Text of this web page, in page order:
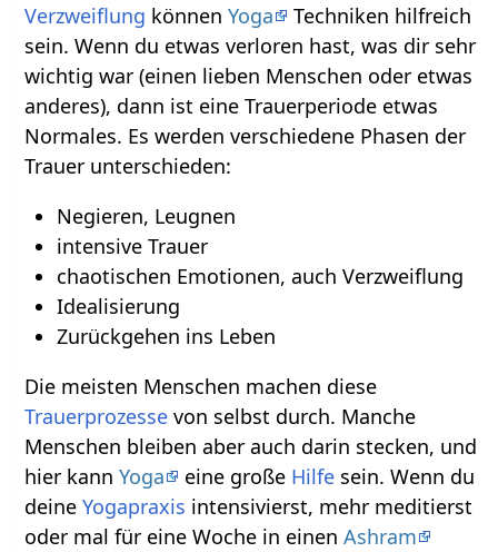
Verzweiflung könnenYoga
Techniken hilfreich
sein. Wenn du etwas verloren hast, was dir sehr
wichtig war (einen lieben Menschen oder etwas
anderes), dann ist eine Trauerperiode etwas
Normales. Es werden verschiedene Phasen der
Trauer unterschieden:
Negieren, Leugnen
intensive Trauer
chaotischen Emotionen, auch Verzweiflung
Idealisierung
Zurückgehen ins Leben
Die meisten Menschen machen diese
Trauerprozesse von selbst durch. Manche
Menschen bleiben aber auch darin stecken, und
hier kannYoga eine große Hilfe sein. Wenn du
deineYogapraxis intensivierst, mehr meditierst
oder mal für eine Woche in einenAshram